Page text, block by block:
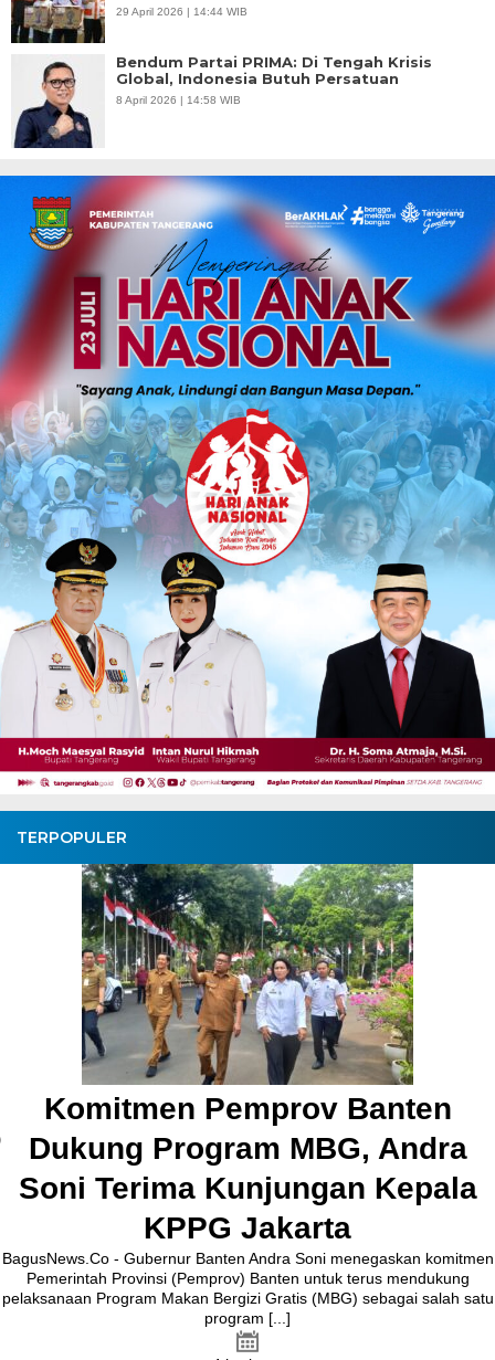
29 April 2026 | 14:44 WIB
Bendum Partai PRIMA: Di Tengah Krisis
Global, Indonesia Butuh Persatuan
8 April 2026 | 14:58 WIB
TERPOPULER
Pembangunan Jalan Ceplak–
Kronjo Sepanjang 11 Kilometer,
Bupati Tangerang: Awasi
Bersama
BagusNews.Co – Bupati Tangerang Moch. Maesyal Rasyid,
melakukan peletakan batu pertama (Groundbreaking) rekonstruksi
Agustus 2026.Pada acara tersebut, Bupati Maesyal [...]
3 hari ago